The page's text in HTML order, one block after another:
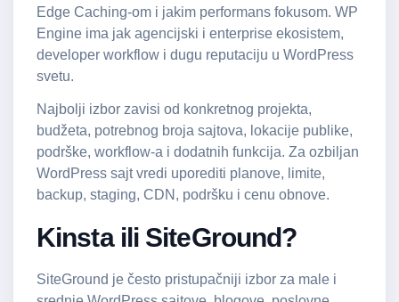
Edge Caching-om i jakim performans fokusom. WP
Engine ima jak agencijski i enterprise ekosistem,
developer workflow i dugu reputaciju u WordPress
svetu.
Najbolji izbor zavisi od konkretnog projekta,
budžeta, potrebnog broja sajtova, lokacije publike,
podrške, workflow-a i dodatnih funkcija. Za ozbiljan
WordPress sajt vredi uporediti planove, limite,
backup, staging, CDN, podršku i cenu obnove.
Kinsta ili SiteGround?
SiteGround je često pristupačniji izbor za male i